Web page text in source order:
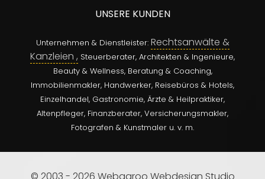
UNSERE KUNDEN
Unternehmen & Dienstleister: Rechtsanwälte &
Kanzleien , Steuerberater, Architekten & Ingenieure,
Beauty & Wellness, Beratung & Coaching,
Immobilienmakler, Handwerker, Reisebüros & Hotels,
Einzelhandel, Gastronomie, Ärzte & Heilpraktiker,
Altenpfleger, Finanzberater, Versicherungsmakler,
Fotografen & Kunstmaler u. v. m.
© 2003 - 2026 Webgaroo Webdesign Studio